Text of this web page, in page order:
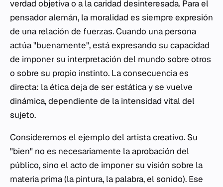
verdad objetiva o a la caridad desinteresada. Para el
pensador alemán, la moralidad es siempre expresión
de una relación de fuerzas. Cuando una persona
actúa "buenamente", está expresando su capacidad
de imponer su interpretación del mundo sobre otros
o sobre su propio instinto. La consecuencia es
directa: la ética deja de ser estática y se vuelve
dinámica, dependiente de la intensidad vital del
sujeto.
Consideremos el ejemplo del artista creativo. Su
"bien" no es necesariamente la aprobación del
público, sino el acto de imponer su visión sobre la
materia prima (la pintura, la palabra, el sonido). Ese